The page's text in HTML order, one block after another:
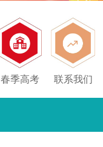
春季高考 联系我们